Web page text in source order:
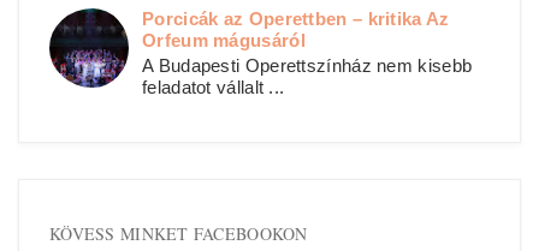
Porcicák az Operettben – kritika Az
Orfeum mágusáról
A Budapesti Operettszínház nem kisebb
feladatot vállalt ...
KÖVESS MINKET FACEBOOKON